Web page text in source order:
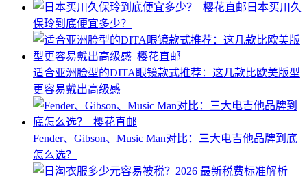
日本买川久
保玲到底便宜多少？
适合亚洲脸型的DITA眼镜款式推荐：这几款比欧美版型
更容易戴出高级感
Fender、Gibson、Music Man对比：三大电吉他品牌到底
怎么选？